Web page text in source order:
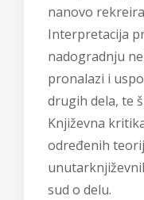
nanovo
Interpretacija
nadogradnju
pronalazi i
drugih dela, te
Književna
određenih
sud o delu.